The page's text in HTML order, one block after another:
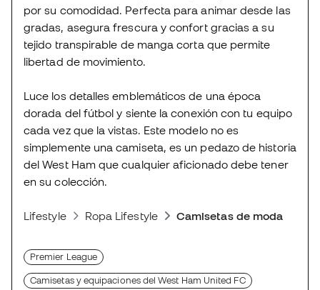
por su comodidad. Perfecta para animar desde las
gradas, asegura frescura y confort gracias a su
tejido transpirable de manga corta que permite
libertad de movimiento.
Luce los detalles emblemáticos de una época
dorada del fútbol y siente la conexión con tu equipo
cada vez que la vistas. Este modelo no es
simplemente una camiseta, es un pedazo de historia
del West Ham que cualquier aficionado debe tener
en su colección.
Lifestyle Ropa Lifestyle Camisetas de moda
Premier League
Camisetas y equipaciones del West Ham United FC